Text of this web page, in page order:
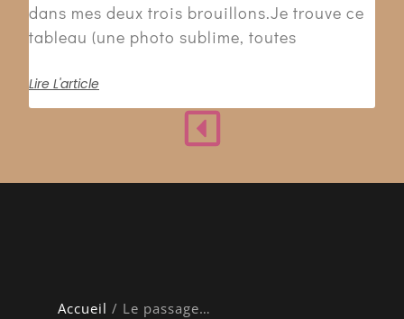
dans mes deux trois brouillons.Je trouve ce
tableau (une photo sublime, toutes
Lire L'article
Accueil / Le passage…